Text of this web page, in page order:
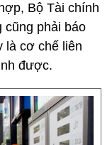
Bộ Tài chính
cũng phải báo
là cơ chế liên
được.